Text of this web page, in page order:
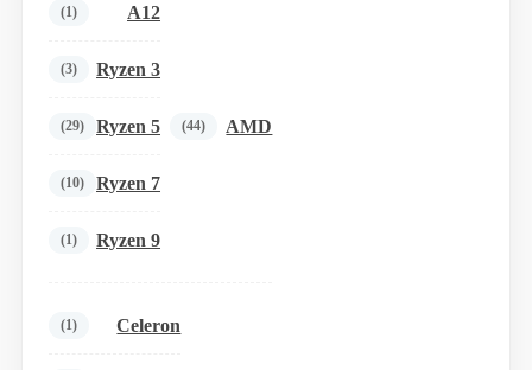
AMD
(44)
A12
(1)
Ryzen 3
(3)
Ryzen 5
(29)
Ryzen 7
(10)
Ryzen 9
(1)
Celeron
(1)